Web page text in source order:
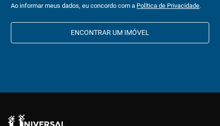
Ao informar meus dados, eu concordo com a Política de Privacidade.
ENCONTRAR UM IMÓVEL